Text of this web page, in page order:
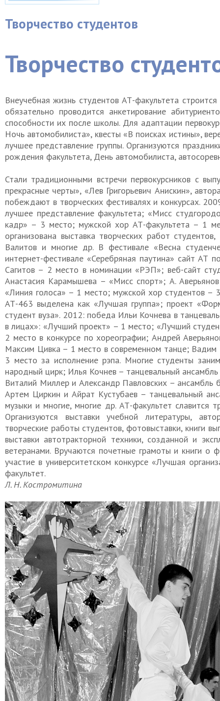
Творчество студентов
Творчество
Внеучебная жизнь студентов АТ-факультета
обязательно проводится анкетирование
способности их после школы. Для адаптации
Ночь автомобилиста», квесты «В поисках истины»,
лучшее представление группы. Организуются
рождения факультета, День автомобилиста,
Стали традиционными встречи первокурсников с
прекрасные черты», «Лев Григорьевич Анискин»,
побеждают в творческих фестивалях и конкурсах.
лучшее представление факультета; «Мисс
кадр» – 3 место; мужской хор АТ-факультета – 1
организована выставка творческих работ
Валитов и многие др. В фестивале «Весна
интернет-фестивале «Серебряная паутина» сайт
Сагитов – 2 место в номинации «РЭП»; веб-сайт
Анастасия Карамышева – «Мисс спорт»; А.
«Линия голоса» – 1 место; мужской хор студентов
АТ-463 выделена как «Лучшая группа»; проект
студент вуза». 2012: победа Ильи Кочнева в
в лицах»: «Лучший проект» – 1 место; «Лучший
2 место в конкурсе по хореографии; Андрей
Максим Цивка – 1 место в современном танце; Вадим
3 место за исполнение рэпа. Многие студенты
народный цирк; Илья Кочнев – танцевальный
Виталий Миллер и Александр Павловских –
Артем Циркин и Айрат Кустубаев – танцевальный
музыки и многие, многие др. АТ-факультет славится
Организуются выставки учебной литературы,
творческие работы студентов, фотовыставки, книги
выставки автотракторной техники, созданной и
ветеранами. Вручаются почетные грамоты и книги о
участие в университетском конкурсе «Лучшая
факультет.
Л. Н. Костромитина